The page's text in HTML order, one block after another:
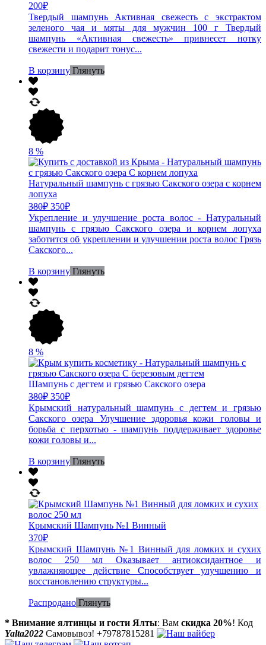
200₽
Твердый шампунь Активная свежесть с экстрактом
зеленого чая и мяты для мужчин 100 г Твердый
шампунь «Активная свежесть» привнесет нотку
свежести и подарит тонус...
В корзину Глянуть
8 %
Натуральный шампунь с грязью Сакского озера c корнем
лопуха
380₽ 350₽
Укрепление и улучшение роста волос - Натуральный
шампунь с грязью Сакского озера и корнем лопуха
заботится об укреплении и улучшении роста волос Грязь
Сакского...
В корзину Глянуть
8 %
Шампунь с дегтем и грязью Сакского озера
380₽ 350₽
Крымский натуральный шампунь с дегтем и грязью
Сакского озера Улучшение здоровья кожи головы и
борьба с перхотью - шампунь поддерживает здоровье
кожи головы и...
В корзину Глянуть
Крымский Шампунь №1 Винный
370₽
Крымский Шампунь №1 Винный для ломких и сухих
волос 250 мл Оказывает антиоксидантное и
увлажняющее действие Способствует улучшению и
восстановлению структуры...
Распродано Глянуть
* Внимание ялтинцы и гости Ялты: Вам скидка 20%! Код
Yalta2022 Самовывоз! +79787815281